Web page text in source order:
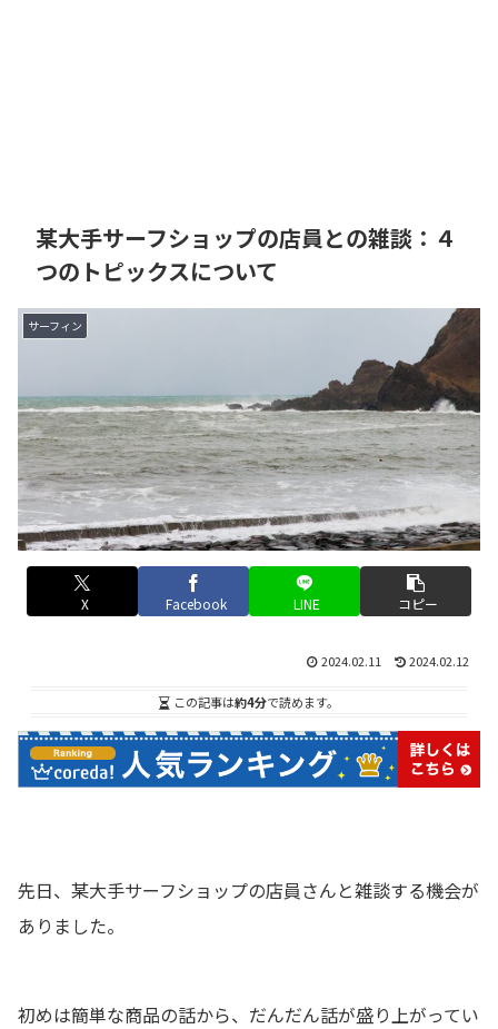
某大手サーフショップの店員との雑談：４
つのトピックスについて
サーフィン
X Facebook LINE コピー
2024.02.11 2024.02.12
この記事は約4分で読めます。
先日、某大手サーフショップの店員さんと雑談する機会が
ありました。
初めは簡単な商品の話から、だんだん話が盛り上がってい